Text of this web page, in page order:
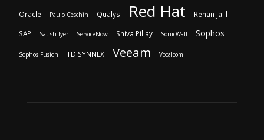
Oracle Paulo Ceschin Qualys Red Hat Rehan Jalil
SAP Satish Iyer ServiceNow Shiva Pillay SonicWall Sophos
Sophos Fusion TD SYNNEX Veeam Vocalcom